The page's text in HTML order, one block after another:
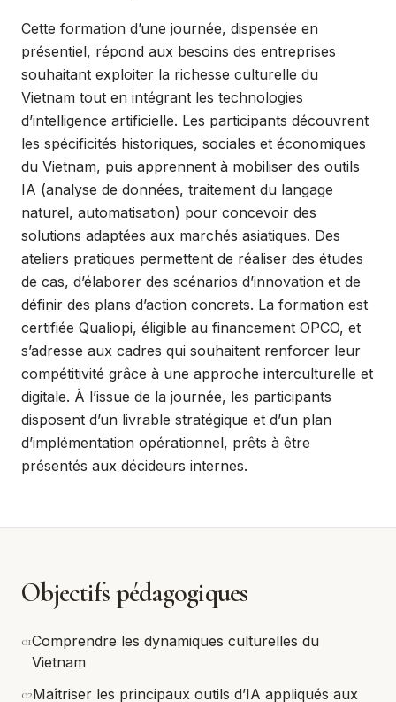
Cette formation d’une journée, dispensée en
présentiel, répond aux besoins des entreprises
souhaitant exploiter la richesse culturelle du
Vietnam tout en intégrant les technologies
d’intelligence artificielle. Les participants découvrent
les spécificités historiques, sociales et économiques
du Vietnam, puis apprennent à mobiliser des outils
IA (analyse de données, traitement du langage
naturel, automatisation) pour concevoir des
solutions adaptées aux marchés asiatiques. Des
ateliers pratiques permettent de réaliser des études
de cas, d’élaborer des scénarios d’innovation et de
définir des plans d’action concrets. La formation est
certifiée Qualiopi, éligible au financement OPCO, et
s’adresse aux cadres qui souhaitent renforcer leur
compétitivité grâce à une approche interculturelle et
digitale. À l’issue de la journée, les participants
disposent d’un livrable stratégique et d’un plan
d’implémentation opérationnel, prêts à être
présentés aux décideurs internes.
Objectifs pédagogiques
01Comprendre les dynamiques culturelles du
Vietnam
02Maîtriser les principaux outils d’IA appliqués aux